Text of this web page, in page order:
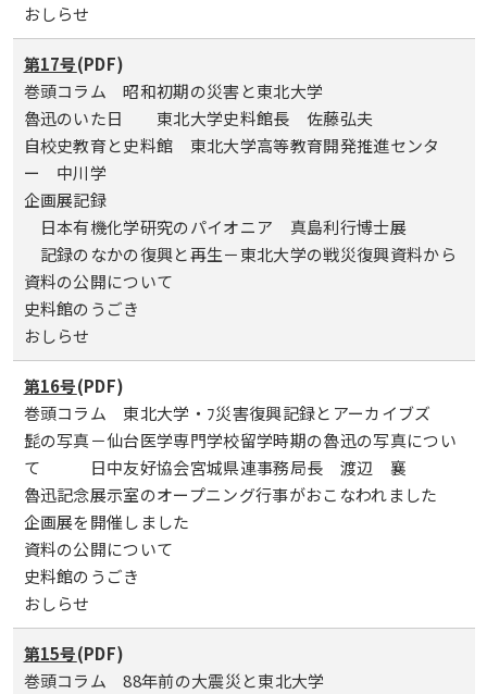
おしらせ
第17号(PDF)
巻頭コラム 昭和初期の災害と東北大学
魯迅のいた日 東北大学史料館長 佐藤弘夫
自校史教育と史料館 東北大学高等教育開発推進センタ
ー 中川学
企画展記録
日本有機化学研究のパイオニア 真島利行博士展
記録のなかの復興と再生－東北大学の戦災復興資料から
資料の公開について
史料館のうごき
おしらせ
第16号(PDF)
巻頭コラム 東北大学・ﾌ災害復興記録とアーカイブズ
髭の写真－仙台医学専門学校留学時期の魯迅の写真につい
て 日中友好協会宮城県連事務局長 渡辺 襄
魯迅記念展示室のオープニング行事がおこなわれました
企画展を開催しました
資料の公開について
史料館のうごき
おしらせ
第15号(PDF)
巻頭コラム 88年前の大震災と東北大学